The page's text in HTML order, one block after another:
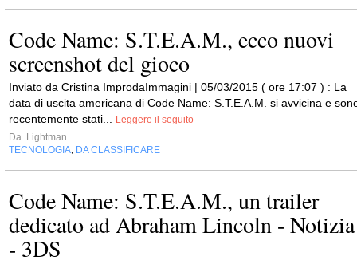
Code Name: S.T.E.A.M., ecco nuovi
screenshot del gioco
Inviato da Cristina ImprodaImmagini | 05/03/2015 ( ore 17:07 ) : La
data di uscita americana di Code Name: S.T.E.A.M. si avvicina e
recentemente stati...
Leggere il seguito
Da Lightman
TECNOLOGIA DA CLASSIFICARE
Code Name: S.T.E.A.M., un trailer
dedicato ad Abraham Lincoln - Notizia
- 3DS